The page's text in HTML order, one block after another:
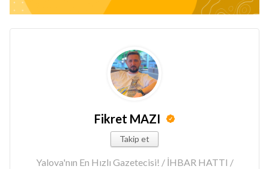
Fikret MAZI
Takip et
Yalova'nın En Hızlı Gazetecisi! / İHBAR HATTI /